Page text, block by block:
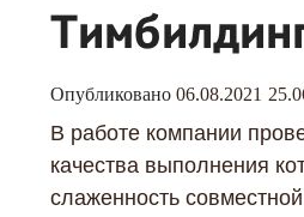
Опубликовано 06.08.2021
В работе компании
качества выполнения
слаженность